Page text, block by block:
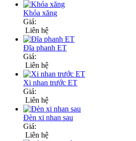
Khóa xăng
Giá:
Liên hệ
Đĩa phanh ET
Giá:
Liên hệ
Xi nhan trước ET
Giá:
Liên hệ
Đèn xi nhan sau
Giá:
Liên hệ